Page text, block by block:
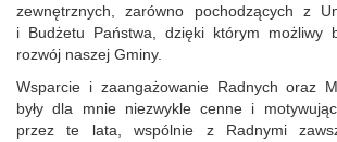
zewnętrznych, zarówno pochodzących z
i Budżetu Państwa, dzięki którym możliwy
rozwój naszej Gminy.
Wsparcie i zaangażowanie Radnych oraz
były dla mnie niezwykle cenne i
przez te lata, wspólnie z Radnymi